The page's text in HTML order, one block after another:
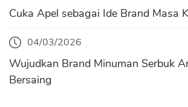
Cuka Apel sebagai Ide Brand Masa
04/03/2026
Wujudkan Brand Minuman Serbuk
Bersaing